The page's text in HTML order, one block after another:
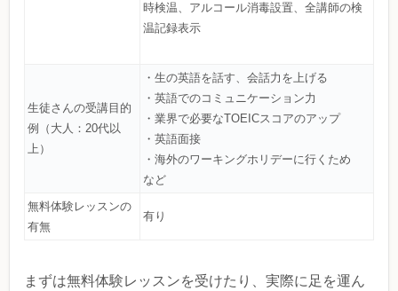
時検温、アルコール消毒設置、全講師の検
温記録表示
生徒さんの受講目的
例（大人：20代以
上）
・生の英語を話す、会話力を上げる
・英語でのコミュニケーション力
・業界で必要なTOEICスコアのアップ
・英語面接
・海外のワーキングホリデーに行くため
など
無料体験レッスンの
有無
有り
まずは無料体験レッスンを受けたり、実際に足を運ん